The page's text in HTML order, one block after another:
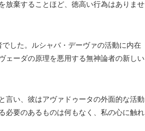
放棄することほど、徳高い行為はありませ
した。ルシャバ・デーヴァの活動に内在
ェーダの原理を悪用する無神論者の新しい
言い、彼はアヴァドゥータの外面的な活動
必要のあるものは何もなく、私の心に触れ